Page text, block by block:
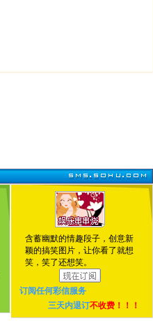
含蓄幽默的情趣段子，创意新
颖的搞笑图片，让你看了就想
笑，笑了还想笑。
订阅任何彩信服务
三天内退订不收费！！！